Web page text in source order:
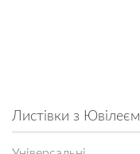
Листівки з Ювілеєм